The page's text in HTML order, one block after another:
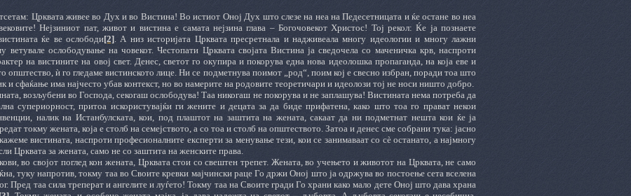
Црквата живее во Дух и во Вистина! Во истиот Оној Дух што слезе на неа на Педесетницата и ќе остане во неа
Нејзиниот пат, живот и вистина е самата нејзина глава ‒ Богочовекот Христос! Тој рекол:Ќе ја познаете
ќе ве ослободи[2]. А низ историјата Црквата пресретнала и надживеала многу идеологии и многу лажни
ветувале ослободување на човекот. Честопати Црквата својата Вистина ја сведочела со маченичка крв, наспроти
на вистините на овој свет. Денес, светот го окупира и покорува една нова идеолошка пропаганда, на која еве и
општество, ѝ го гледаме вистинското лице. Ни се подметнува поимот „род“, поим кој е свесно избран, поради тоа што
и сфаќање има најчесто убав контекст, но во намерите на родовите теоретичари и идеолози тој не носи ништо добро.
возљубени во Господа, секогаш ослободува! Таа никогаш не покорува и не заплашува! Вистината нема потреба да
супериорност, притоа искористувајќи ги жените и децата за да биде прифатена, како што тоа го прават некои
налик на Истанбулската, кои, под плаштот на заштита на жената, сакаат да ни подметнат нешта кои ќе ја
токму жената, која е столб на семејството, а со тоа и столб на општеството. Затоа и денес сме собрани тука: јасно
вистината, наспроти професионалните експерти за менување тези, кои се занимаваат со сѐ останато, а најмногу
Црквата за жената, само не со заштита на женските права.
во својот поглед кон жената, Црквата стои со свештен трепет. Жената, во учењето и животот на Црквата, не само
туку напротив, токму таа во Своите кревки мајчински раце Го држи Оној што ја одржува во постоење сета вселена
Пред таа сила треперат и ангелите и луѓето! Токму таа на Своите гради Го храни како мало дете Оној што дава храна